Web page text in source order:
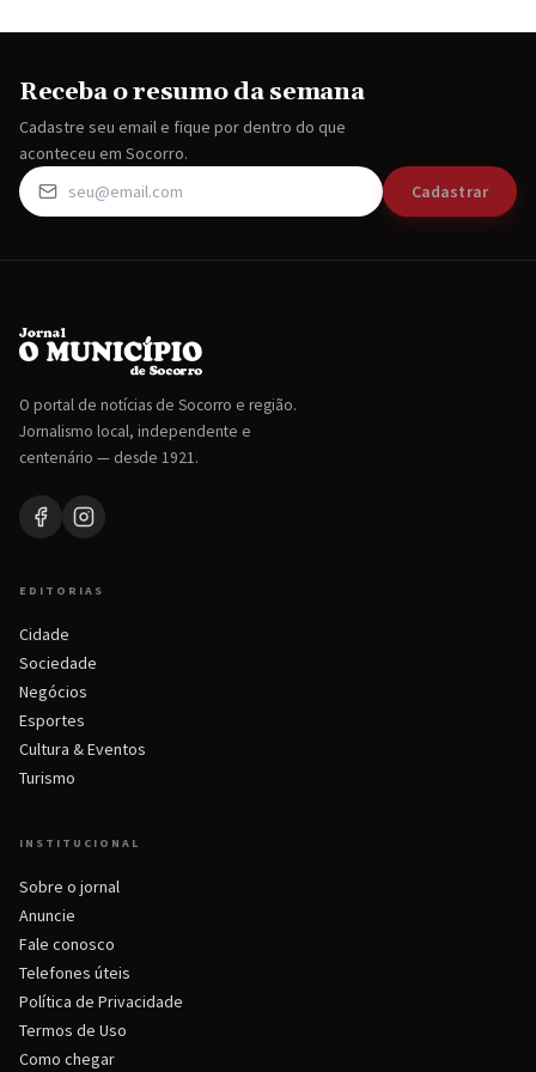
Receba o resumo da semana
Cadastre seu email e fique por dentro do que
aconteceu em Socorro.
Cadastrar
O portal de notícias de Socorro e região.
Jornalismo local, independente e
centenário — desde 1921.
EDITORIAS
Cidade
Sociedade
Negócios
Esportes
Cultura & Eventos
Turismo
INSTITUCIONAL
Sobre o jornal
Anuncie
Fale conosco
Telefones úteis
Política de Privacidade
Termos de Uso
Como chegar